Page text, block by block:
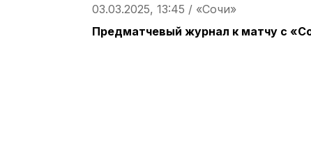
03.03.2025, 13:45 / «Сочи»
Предматчевый журнал к матчу с